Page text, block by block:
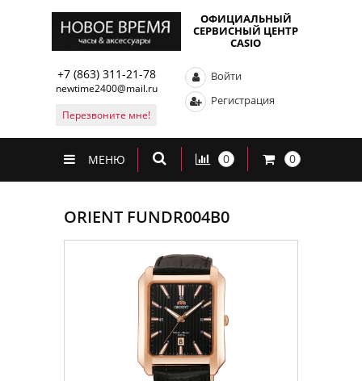
ОФИЦИАЛЬНЫЙ
СЕРВИСНЫЙ ЦЕНТР
CASIO
+7 (863) 311-21-78
newtime2400@mail.ru
Перезвоните мне!
Войти
Регистрация
МЕНЮ 0 0
ORIENT FUNDR004B0